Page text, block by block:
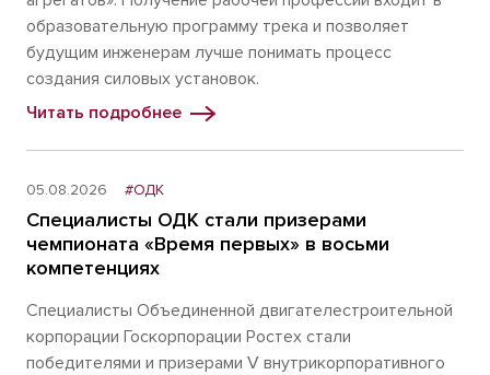
образовательную программу трека и позволяет
будущим инженерам лучше понимать процесс
создания силовых установок.
Читать подробнее
05.08.2026 #ОДК
Специалисты ОДК стали призерами
чемпионата «Время первых» в восьми
компетенциях
Специалисты Объединенной двигателестроительной
корпорации Госкорпорации Ростех стали
победителями и призерами V внутрикорпоративного